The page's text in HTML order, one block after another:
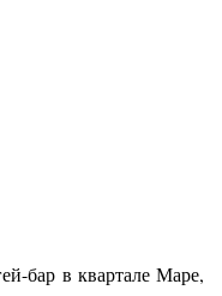
бар в квартале Маре,